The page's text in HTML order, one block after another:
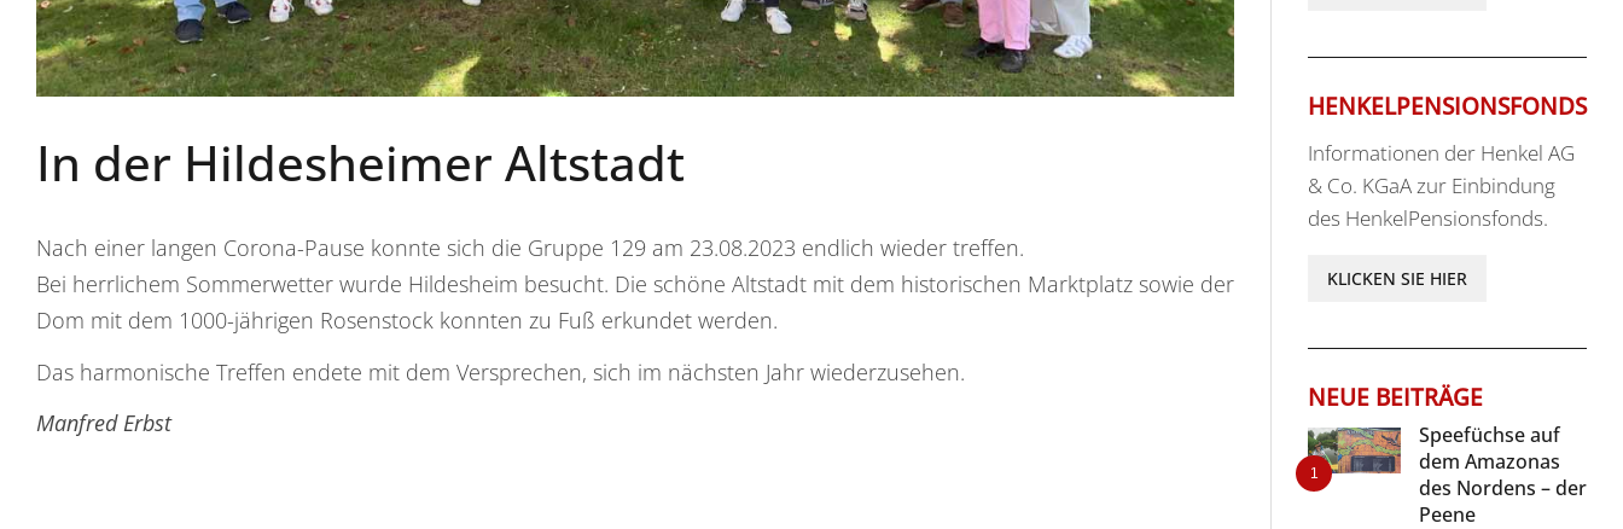
In der Hildesheimer Altstadt
Nach einer langen Corona-Pause konnte sich die Gruppe 129 am 23.08.2023 endlich wieder treffen.
Bei herrlichem Sommerwetter wurde Hildesheim besucht. Die schöne Altstadt mit dem historischen Marktplatz sowie der
Dom mit dem 1000-jährigen Rosenstock konnten zu Fuß erkundet werden.
Das harmonische Treffen endete mit dem Versprechen, sich im nächsten Jahr wiederzusehen.
Manfred Erbst
HENKELPENSIONSFONDS
Informationen der Henkel AG
& Co. KGaA zur Einbindung
des HenkelPensionsfonds.
KLICKEN SIE HIER
NEUE BEITRÄGE
Speefüchse auf
dem Amazonas
des Nordens – der
Peene